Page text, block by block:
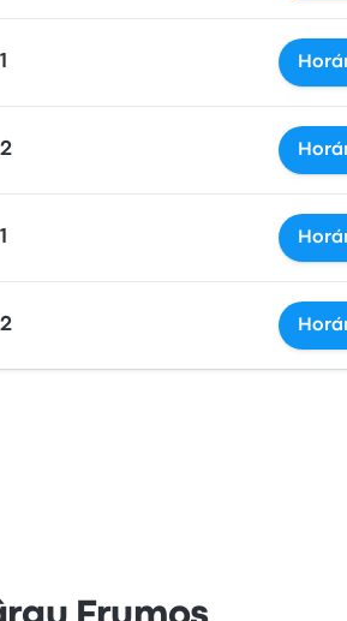
1
2
1
2